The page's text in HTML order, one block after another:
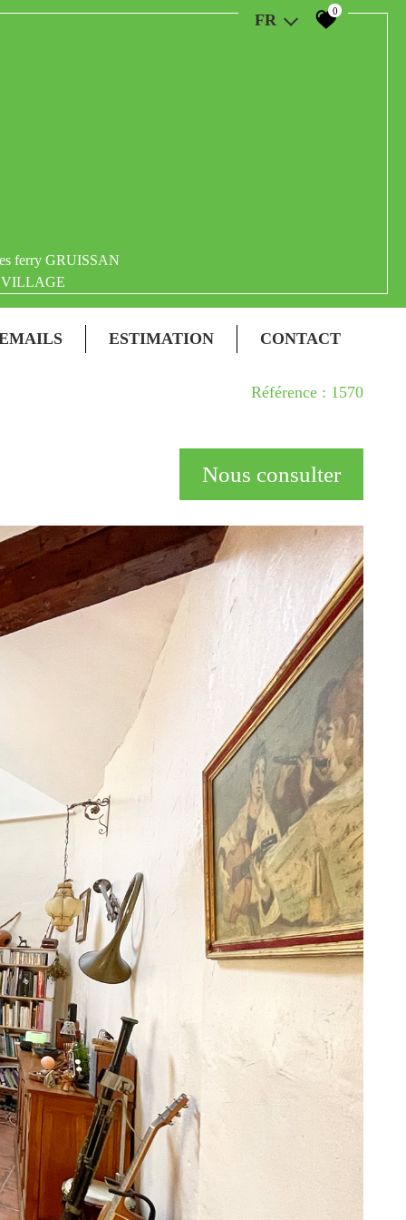
FR 0
ferry GRUISSAN
VILLAGE
EMAILS ESTIMATION CONTACT
Référence : 1570
Nous consulter